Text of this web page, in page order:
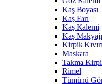
Kaş Boyası
Kaş Farı
Kaş Kalemi
Kaş Makyajı
Kirpik
Maskara
Takma
Rimel
Tümünü